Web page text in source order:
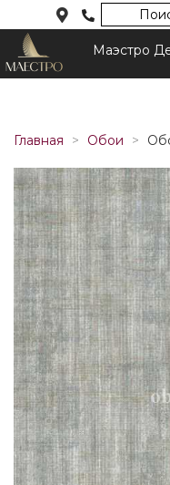
Маэстро
Главная Обои